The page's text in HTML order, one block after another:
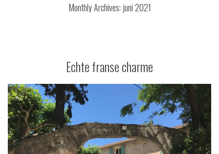
Monthly Archives: juni 2021
Echte franse charme